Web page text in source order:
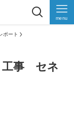
menu
ポート
工事 セネ